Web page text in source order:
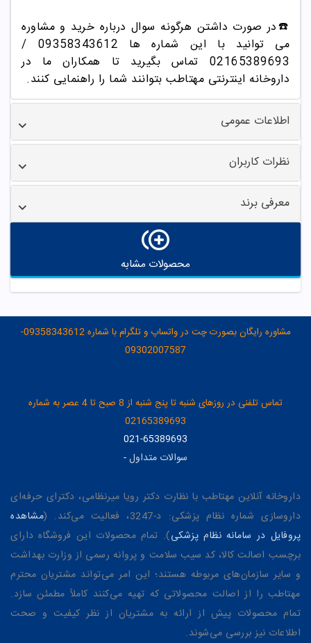
☎️در صورت داشتن هرگونه سوال درباره خرید و مشاوره
می توانید با این شماره ها 09358343612 /
02165389693
تماس بگیرید تا همکاران ما در
داروخانه اینترنتی مهتاطب بتوانند شما را راهنمایی کنند.
اطلاعات عمومی
نظرات کاربران
معرفی برند
محصولات مشابه
مشاوره رایگان بصورت چت در واتساپ و تلگرام با شماره 09358343612-
09302007587
تماس تلفنی در روزهای شنبه تا پنج شنبه از 8 صبح تا 4 عصر به شماره
02165389693
021-65389693
سوالات متداول-
داروخانه آنلاین مهتاطب با نظارت دکتر رویا میرنظامی، دکترای حرفه‌ای
داروسازی شماره نظام پزشکی: د-3247، فعالیت می‌کند. (
مشاهده
پروفایل در سامانه نظام پزشکی). تمام محصولات این فروشگاه دارای
برچسب اصالت کالا، کد سیب سلامت و پروانه رسمی از وزارت بهداشت
و سایر سازمان‌های مربوطه هستند؛ این امر می‌تواند مشتریان محترم
مهتاطب را از اصالت محصولاتی که تهیه می‌کنند کاملاً مطمئن سازد.
تمام محصولات پیش از ارائه به مشتریان از نظر کیفیت و صحت
اطلاعات نیز بررسی می‌شوند.